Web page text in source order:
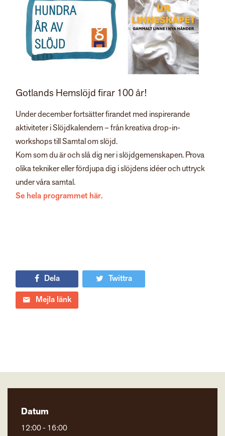
Gotlands Hemslöjd firar 100 år!
Under december fortsätter firandet med inspirerande
aktiviteter i Slöjdkalendern – från kreativa drop-in-
workshops till Samtal om slöjd.
Kom som du är och slå dig ner i slöjdgemenskapen. Prova
olika tekniker eller fördjupa dig i slöjdens idéer och uttryck
under våra samtal.
Se hela programmet här.
Dela
Twittra
Mejla länk
Datum
12:00 - 16:00